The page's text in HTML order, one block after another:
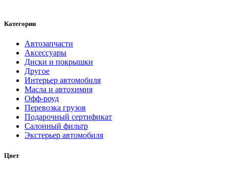
Категории
Автозапчасти
Аксессуары
Диски и покрышки
Другое
Интерьер автомобиля
Масла и автохимия
Офф-роуд
Перевозка грузов
Подарочный сертификат
Салонный фильтр
Экстерьер автомобиля
Цвет